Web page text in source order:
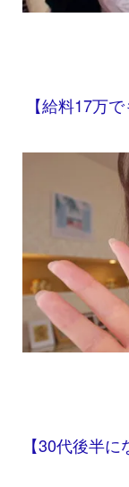
【給料17万
【30代後半